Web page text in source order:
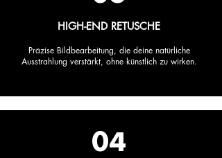
HIGH-END RETUSCHE
Präzise Bildbearbeitung, die deine natürliche
Ausstrahlung verstärkt, ohne künstlich zu wirken.
04